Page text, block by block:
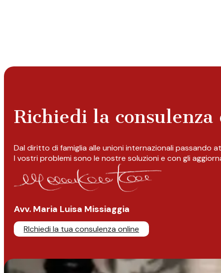
Richiedi la
Dal diritto di famiglia alle unioni internazionali passando
I vostri problemi sono le nostre soluzioni e con gli
Avv. Maria Luisa Missiaggia
RIchiedi la tua consulenza online